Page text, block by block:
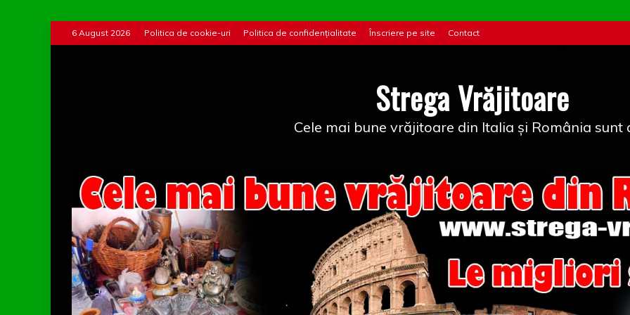
to
6 August 2026 Politica de cookie-uri Politica de confidențialitate Înscriere pe site Contact
Strega Vrăjitoare
Cele mai bune vrăjitoare din Italia și România sunt